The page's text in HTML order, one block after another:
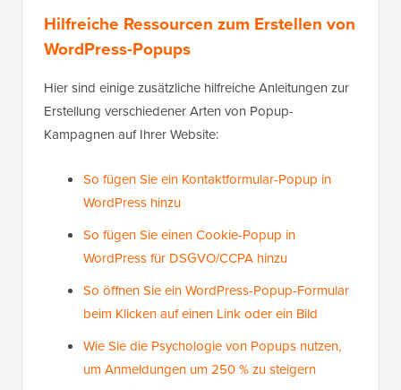
Hilfreiche Ressourcen zum Erstellen von
WordPress-Popups
Hier sind einige zusätzliche hilfreiche Anleitungen zur
Erstellung verschiedener Arten von Popup-
Kampagnen auf Ihrer Website:
So fügen Sie ein Kontaktformular-Popup in
WordPress hinzu
So fügen Sie einen Cookie-Popup in
WordPress für DSGVO/CCPA hinzu
So öffnen Sie ein WordPress-Popup-Formular
beim Klicken auf einen Link oder ein Bild
Wie Sie die Psychologie von Popups nutzen,
um Anmeldungen um 250 % zu steigern